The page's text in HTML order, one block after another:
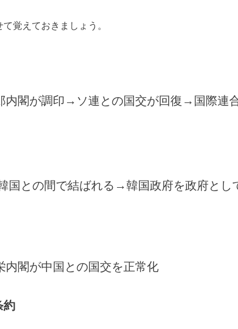
覚えておきましょう。
閣が調印→ソ連との国交が回復→国際連
との間で結ばれる→韓国政府を政府とし
閣が中国との国交を正常化